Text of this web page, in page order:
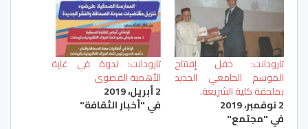
تارودانت: حفل إفتتاح
الموسم الجامعي الجديد
بملحقة كلية الشريعة.
2 نوفمبر، 2019
في "مجتمع"
تارودانت: ندوة في غاية
الأهمية القصوى
2 أبريل، 2019
في "أخبار الثقافة"